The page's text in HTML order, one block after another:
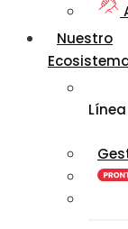
Nuestro
Línea